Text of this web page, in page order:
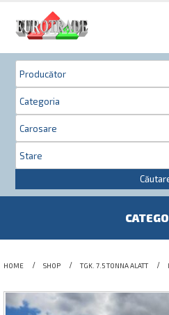
HOME SHOP TGK. 7.5 TONNA ALATT